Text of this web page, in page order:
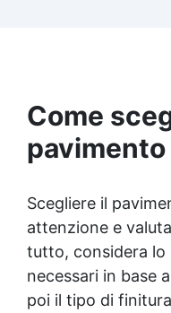
Come
Scegliere il
attenzione e
tutto, considera lo
necessari in base
poi il tipo di